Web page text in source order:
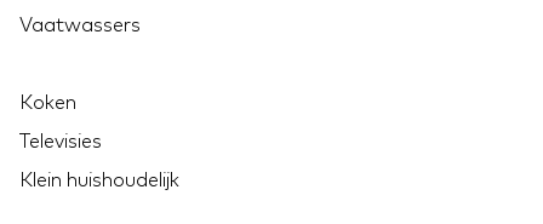
Vaatwassers
Koken
Televisies
Klein huishoudelijk